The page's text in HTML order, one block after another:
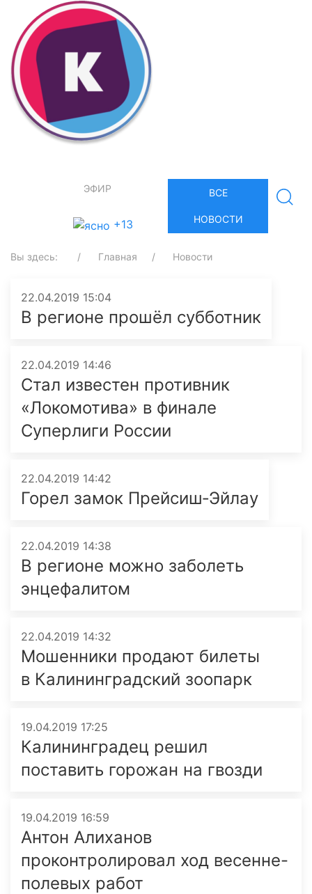
ЭФИР
+13
ВСЕ
НОВОСТИ
Вы здесь: Главная Новости
22.04.2019 15:04
В регионе прошёл субботник
22.04.2019 14:46
Стал известен противник
«Локомотива» в финале
Суперлиги России
22.04.2019 14:42
Горел замок Прейсиш‑Эйлау
22.04.2019 14:38
В регионе можно заболеть
энцефалитом
22.04.2019 14:32
Мошенники продают билеты
в Калининград­ский зоопарк
19.04.2019 17:25
Калининградец решил
поставить горожан на гвозди
19.04.2019 16:59
Антон Алиханов
проконтролировал ход весенне-
полевых работ